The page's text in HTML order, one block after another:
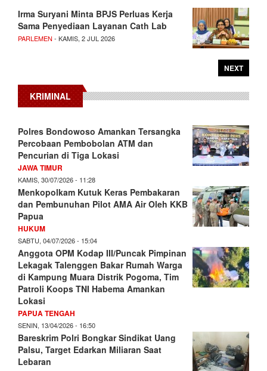
Irma Suryani Minta BPJS Perluas Kerja
Sama Penyediaan Layanan Cath Lab
PARLEMEN - KAMIS, 2 JUL 2026
NEXT
KRIMINAL
Polres Bondowoso Amankan Tersangka
Percobaan Pembobolan ATM dan
Pencurian di Tiga Lokasi
JAWA TIMUR
KAMIS, 30/07/2026 - 11:28
Menkopolkam Kutuk Keras Pembakaran
dan Pembunuhan Pilot AMA Air Oleh KKB
Papua
HUKUM
SABTU, 04/07/2026 - 15:04
Anggota OPM Kodap III/Puncak Pimpinan
Lekagak Talenggen Bakar Rumah Warga
di Kampung Muara Distrik Pogoma, Tim
Patroli Koops TNI Habema Amankan
Lokasi
PAPUA TENGAH
SENIN, 13/04/2026 - 16:50
Bareskrim Polri Bongkar Sindikat Uang
Palsu, Target Edarkan Miliaran Saat
Lebaran